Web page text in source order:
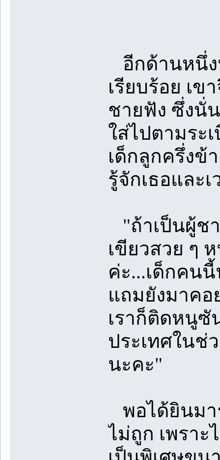
อีกด้านหนึ่ง
เรียบร้อย เข
ชายฟัง ซึ่งนั่
ใส่ไปตามระ
เด็กลูกครึ่งข้
รู้จักเธอและ
"ถ้าเป็นผู้ช
เขียวสวย ๆ
ค่ะ...เด็กคน
แถมยังมาคอ
เราก็ติดหนูซั
ประเทศในช่
นะคะ"
พอได้ยินมา
ไม่ถูก เพรา